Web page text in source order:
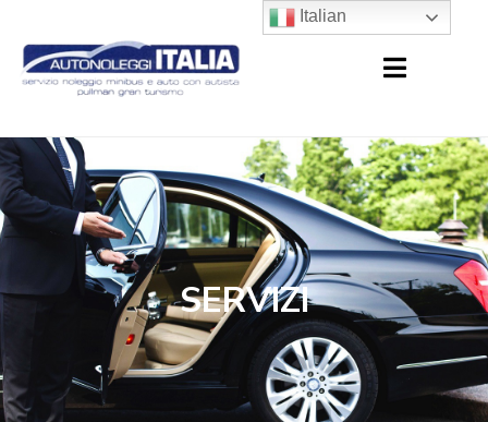
SERVIZI
Italian